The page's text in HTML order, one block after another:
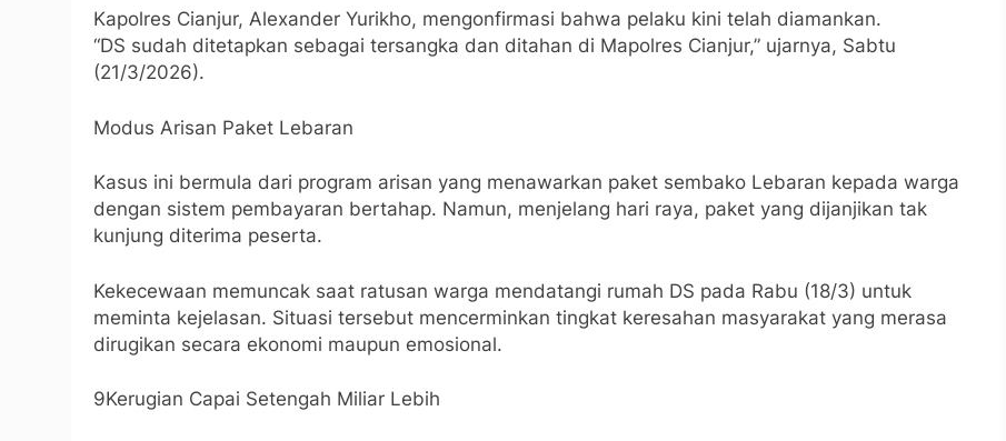
Kapolres Cianjur, Alexander Yurikho, mengonfirmasi bahwa pelaku kini telah diamankan.
“DS sudah ditetapkan sebagai tersangka dan ditahan di Mapolres Cianjur,” ujarnya, Sabtu
(21/3/2026).
Modus Arisan Paket Lebaran
Kasus ini bermula dari program arisan yang menawarkan paket sembako Lebaran kepada warga
dengan sistem pembayaran bertahap. Namun, menjelang hari raya, paket yang dijanjikan tak
kunjung diterima peserta.
Kekecewaan memuncak saat ratusan warga mendatangi rumah DS pada Rabu (18/3) untuk
meminta kejelasan. Situasi tersebut mencerminkan tingkat keresahan masyarakat yang merasa
dirugikan secara ekonomi maupun emosional.
9Kerugian Capai Setengah Miliar Lebih